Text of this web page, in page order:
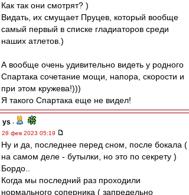
Как так они смотрят? )
Видать, их смущает Пруцев, который вообще
самый первый в списке гладиаторов среди
наших атлетов.)
А вообще очень удивительно видеть у родного
Спартака сочетание мощи, напора, скорости и
при этом кружева!)))
Я такого Спартака еще не видел!
ys -
28 фев 2023 05:19
Ну и да, последнее перед сном, после бокала (
на самом деле - бутылки, но это по секрету )
Бордо..
Когда мы последний раз проходили
нормального соперника ( запредельно